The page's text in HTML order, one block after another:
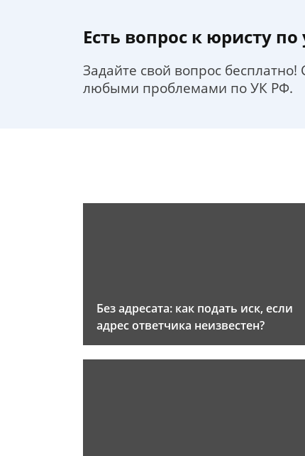
Есть вопрос к юристу
Задайте свой вопрос
любыми проблемами по УК РФ.
Без адресата: как подать иск, если
адрес ответчика неизвестен?